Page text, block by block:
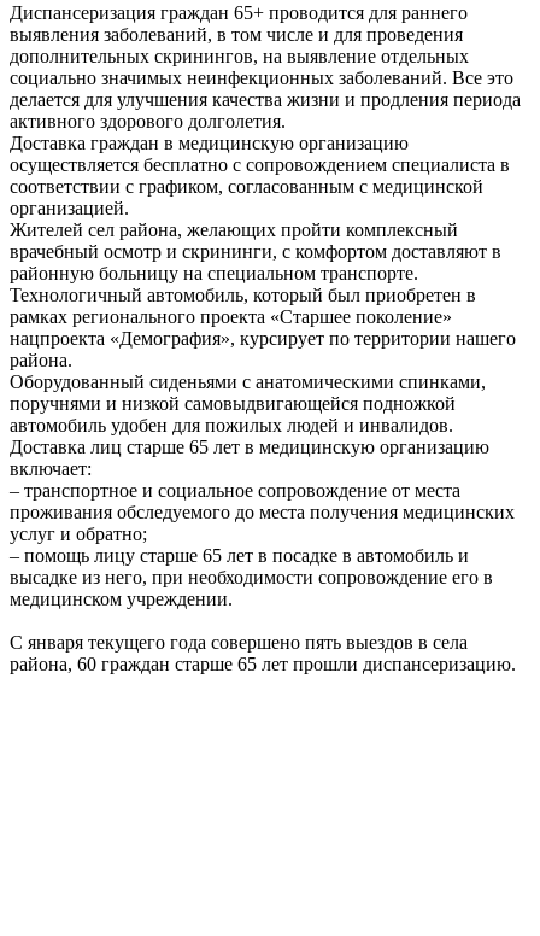
Диспансеризация граждан 65+ проводится для раннего
выявления заболеваний, в том числе и для проведения
дополнительных скринингов, на выявление отдельных
социально значимых неинфекционных заболеваний. Все это
делается для улучшения качества жизни и продления периода
активного здорового долголетия.
Доставка граждан в медицинскую организацию
осуществляется бесплатно с сопровождением специалиста в
соответствии с графиком, согласованным с медицинской
организацией.
Жителей сел района, желающих пройти комплексный
врачебный осмотр и скрининги, с комфортом доставляют в
районную больницу на специальном транспорте.
Технологичный автомобиль, который был приобретен в
рамках регионального проекта «Старшее поколение»
нацпроекта «Демография», курсирует по территории нашего
района.
Оборудованный сиденьями с анатомическими спинками,
поручнями и низкой самовыдвигающейся подножкой
автомобиль удобен для пожилых людей и инвалидов.
Доставка лиц старше 65 лет в медицинскую организацию
включает:
– транспортное и социальное сопровождение от места
проживания обследуемого до места получения медицинских
услуг и обратно;
– помощь лицу старше 65 лет в посадке в автомобиль и
высадке из него, при необходимости сопровождение его в
медицинском учреждении.
С января текущего года совершено пять выездов в села
района, 60 граждан старше 65 лет прошли диспансеризацию.